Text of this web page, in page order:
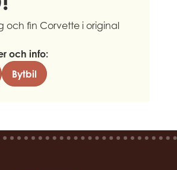
och fin Corvette i original
och info:
Bytbil